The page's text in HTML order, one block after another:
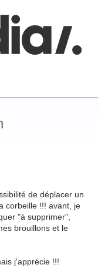
de déplacer un
corbeille !!! avant, je
"à supprimer",
brouillons et le
j'apprécie !!!